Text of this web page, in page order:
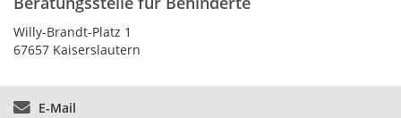
Willy-Brandt-Platz 1
67657 Kaiserslautern
E-Mail